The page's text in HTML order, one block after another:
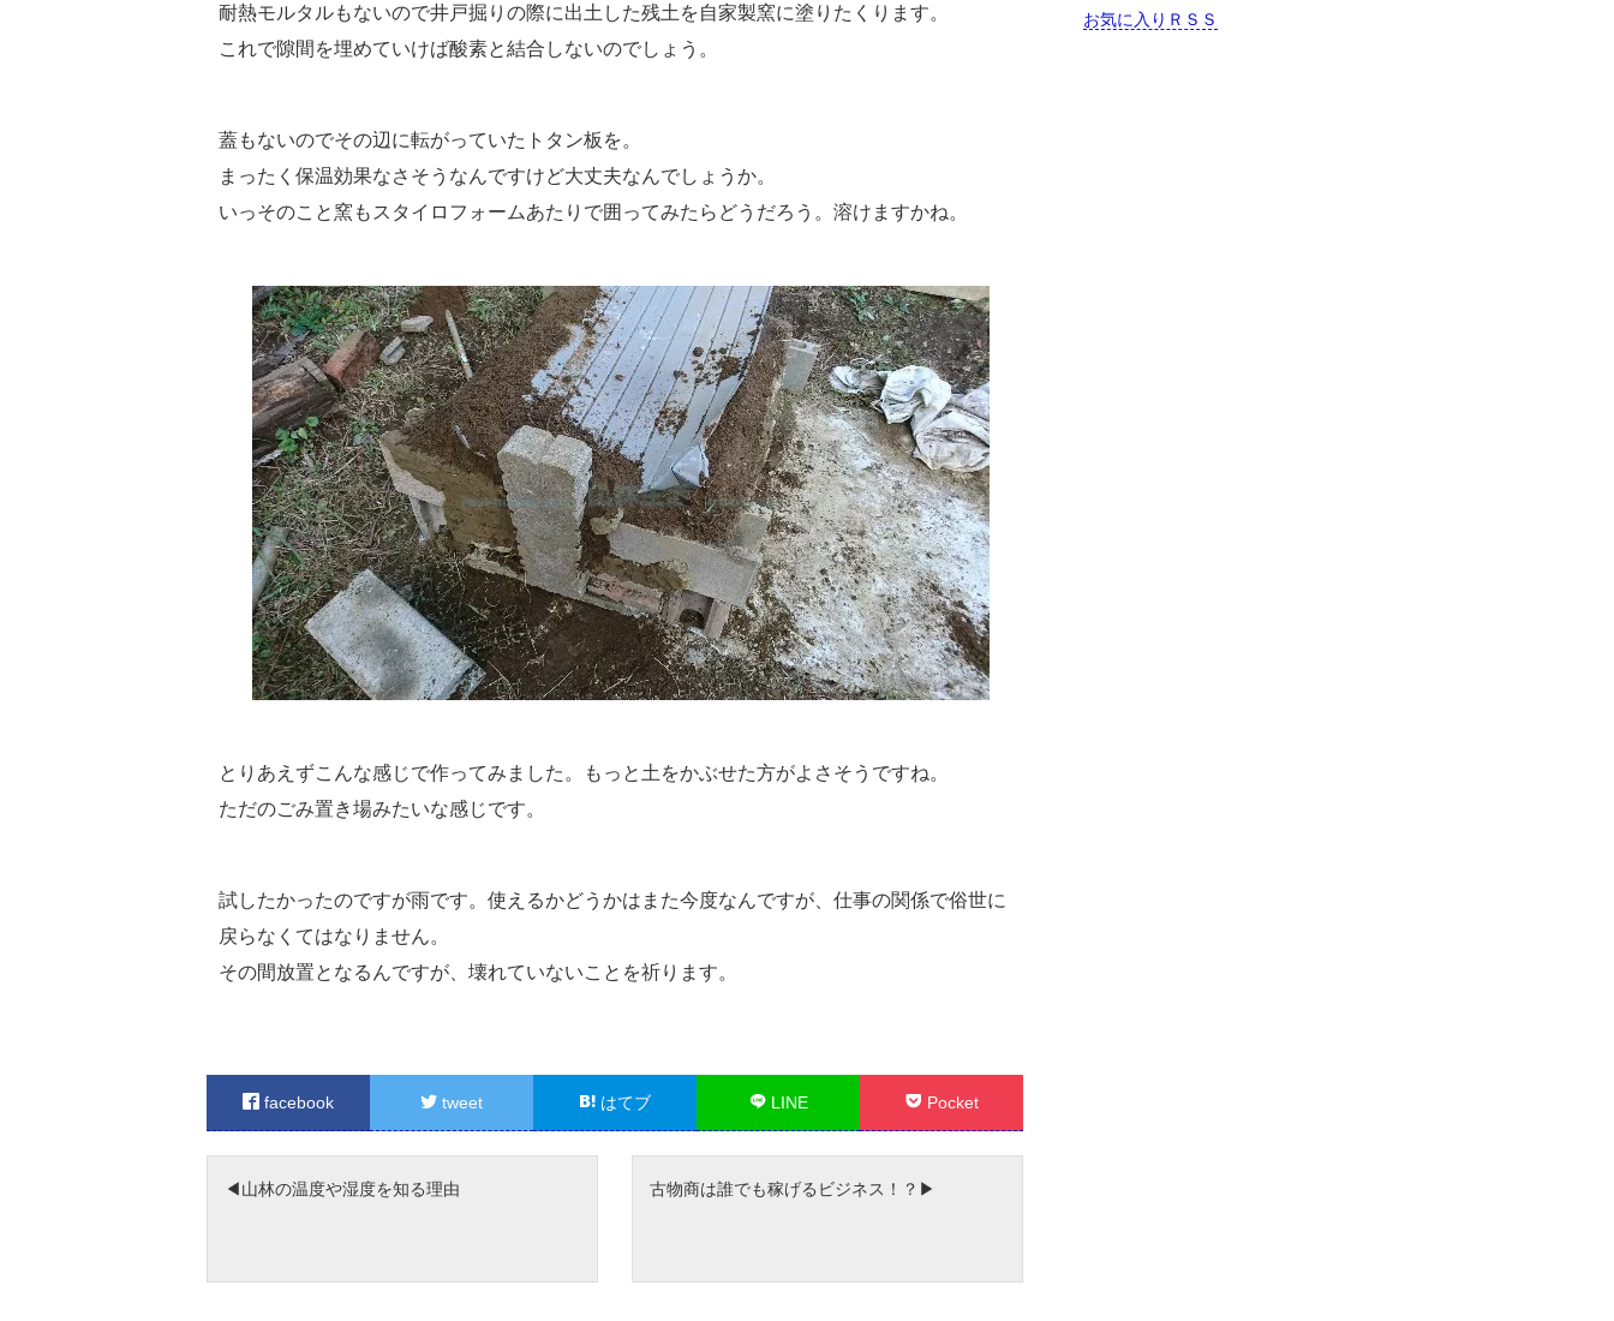
耐熱モルタルもないので井戸掘りの際に出土した残土を自家製窯に塗りたくります。
これで隙間を埋めていけば酸素と結合しないのでしょう。
蓋もないのでその辺に転がっていたトタン板を。
まったく保温効果なさそうなんですけど大丈夫なんでしょうか。
いっそのこと窯もスタイロフォームあたりで囲ってみたらどうだろう。溶けますかね。
とりあえずこんな感じで作ってみました。もっと土をかぶせた方がよさそうですね。
ただのごみ置き場みたいな感じです。
試したかったのですが雨です。使えるかどうかはまた今度なんですが、仕事の関係で俗世に
戻らなくてはなりません。
その間放置となるんですが、壊れていないことを祈ります。
facebook tweet はてブ LINE Pocket
山林の温度や湿度を知る理由 古物商は誰でも稼げるビジネス！？
お気に入りＲＳＳ